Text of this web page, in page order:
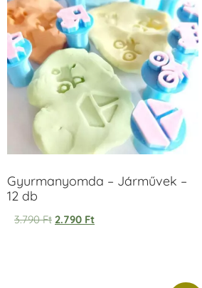
Gyurmanyomda – Járművek –
12 db
3.790Ft 2.790 Ft